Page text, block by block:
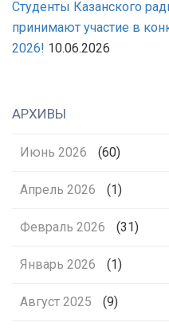
Студенты Казанского
принимают участие в
2026! 10.06.2026
АРХИВЫ
Июнь 2026 (60)
Апрель 2026 (1)
Февраль 2026 (31)
Январь 2026 (1)
Август 2025 (9)